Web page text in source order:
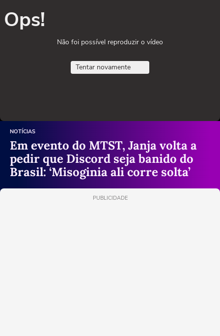
Ops!
Não foi possível reproduzir o vídeo
Tentar novamente
NOTÍCIAS
Em evento do MTST, Janja volta a
pedir que Discord seja banido do
Brasil: ‘Misoginia ali corre solta’
PUBLICIDADE